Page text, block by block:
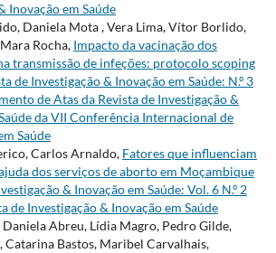
Inovação em Saúde
Daniela Mota , Vera Lima, Vítor Borlido,
Rocha, Impacto da vacinação dos
transmissão de infeções: protocolo scoping
de Investigação & Inovação em Saúde: N.º 3
de Atas da Revista de Investigação &
da VII Conferência Internacional de
Saúde
Carlos Arnaldo, Fatores que influenciam
dos serviços de aborto em Moçambique
& Inovação em Saúde: Vol. 6 N.º 2
de Investigação & Inovação em Saúde
Daniela Abreu, Lídia Magro, Pedro Gilde,
Catarina Bastos, Maribel Carvalhais,